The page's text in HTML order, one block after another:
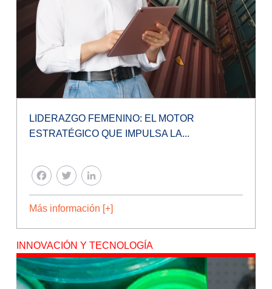
LIDERAZGO FEMENINO: EL MOTOR
ESTRATÉGICO QUE IMPULSA LA...
FACEBOOK
TWITTER
Más información [+]
INNOVACIÓN Y TECNOLOGÍA